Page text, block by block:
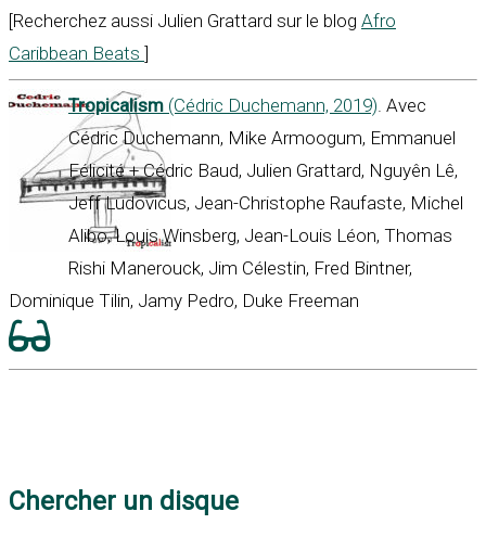
[Recherchez aussi Julien Grattard sur le blog Afro
Caribbean Beats ]
Tropicalism (Cédric Duchemann, 2019). Avec
Cédric Duchemann, Mike Armoogum, Emmanuel
Félicité + Cédric Baud, Julien Grattard, Nguyên Lê,
Jeff Ludovicus, Jean-Christophe Raufaste, Michel
Alibo, Louis Winsberg, Jean-Louis Léon, Thomas
Rishi Manerouck, Jim Célestin, Fred Bintner,
Dominique Tilin, Jamy Pedro, Duke Freeman
Chercher un disque